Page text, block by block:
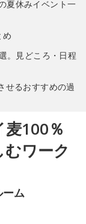
夏休みイベント一
め
。見どころ・日程
せるおすすめの過
100％
ワーク
ム